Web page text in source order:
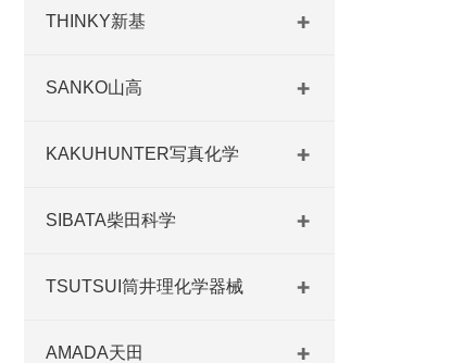
THINKY新基
SANKO山高
KAKUHUNTER写真化学
SIBATA柴田科学
TSUTSUI筒井理化学器械
AMADA天田